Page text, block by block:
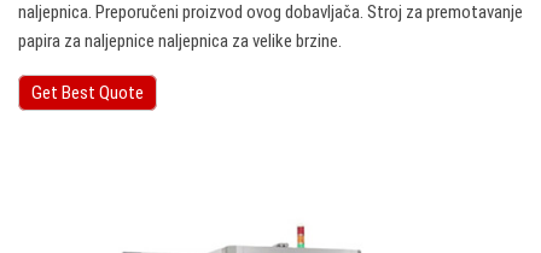
naljepnica. Preporučeni proizvod ovog dobavljača. Stroj za premotavanje
papira za naljepnice naljepnica za velike brzine.
Get Best Quote